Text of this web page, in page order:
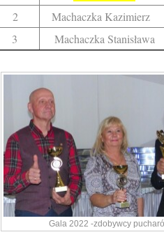
2
Machaczka Kazimierz
3
Machaczka Stanisława
Gala 2022 -zdobywcy